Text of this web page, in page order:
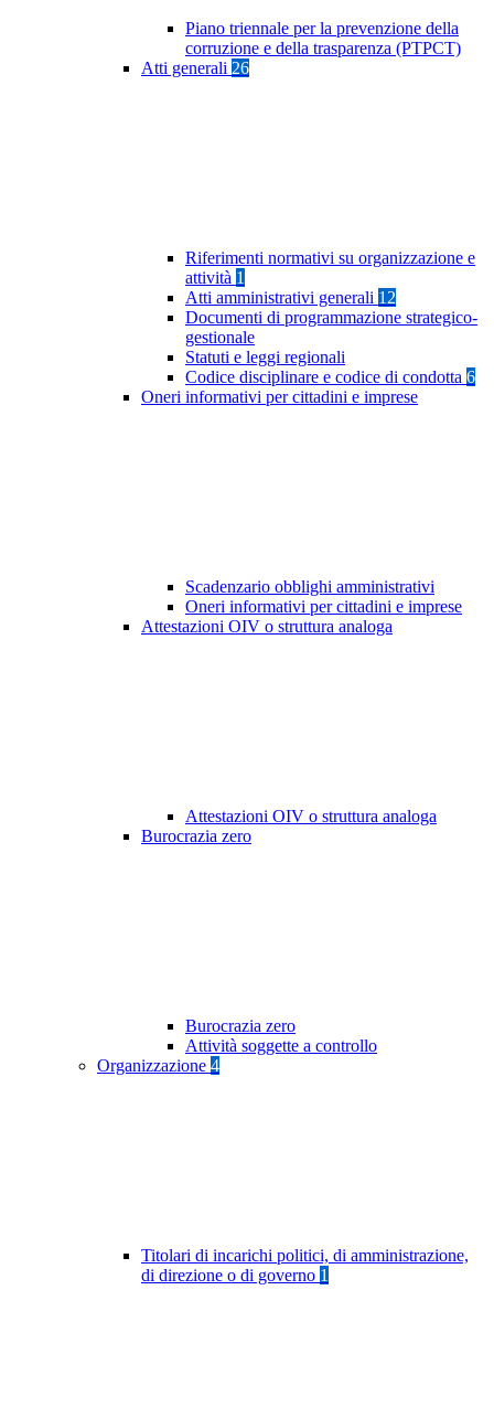
Piano triennale per la prevenzione della
corruzione e della trasparenza (PTPCT)
Atti generali 26
Riferimenti normativi su organizzazione e
attività 1
Atti amministrativi generali 12
Documenti di programmazione strategico-
gestionale
Statuti e leggi regionali
Codice disciplinare e codice di condotta 6
Oneri informativi per cittadini e imprese
Scadenzario obblighi amministrativi
Oneri informativi per cittadini e imprese
Attestazioni OIV o struttura analoga
Attestazioni OIV o struttura analoga
Burocrazia zero
Burocrazia zero
Attività soggette a controllo
Organizzazione 4
Titolari di incarichi politici, di amministrazione,
di direzione o di governo 1